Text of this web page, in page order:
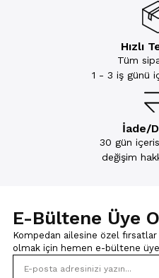
Hızlı
Tüm
1 - 3 iş günü
İade/
30 gün
değişim
E-Bültene Üye
Kompedan ailesine özel
olmak için hemen e-bültene